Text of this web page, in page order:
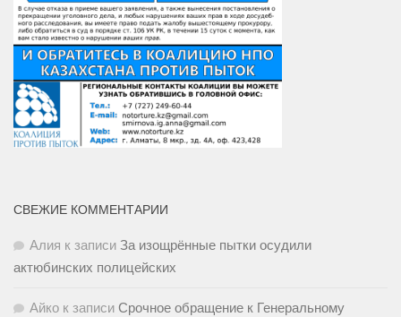
СВЕЖИЕ КОММЕНТАРИИ
Алия к записи За изощрённые пытки осудили
актюбинских полицейских
Айко к записи Срочное обращение к Генеральному